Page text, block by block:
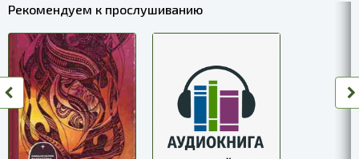
08
09
10
Рекомендуем к прослушиванию